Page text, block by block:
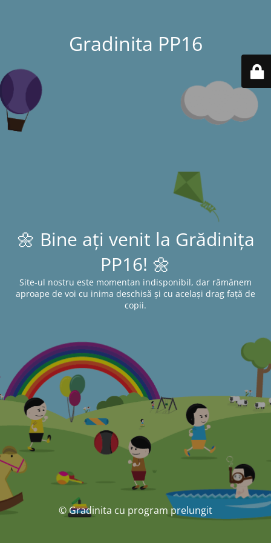
Gradinita PP16
🌼 Bine ați venit la Grădinița
PP16! 🌼
Site-ul nostru este momentan indisponibil, dar rămânem
aproape de voi cu inima deschisă și cu același drag față de
copii.
© Gradinita cu program prelungit